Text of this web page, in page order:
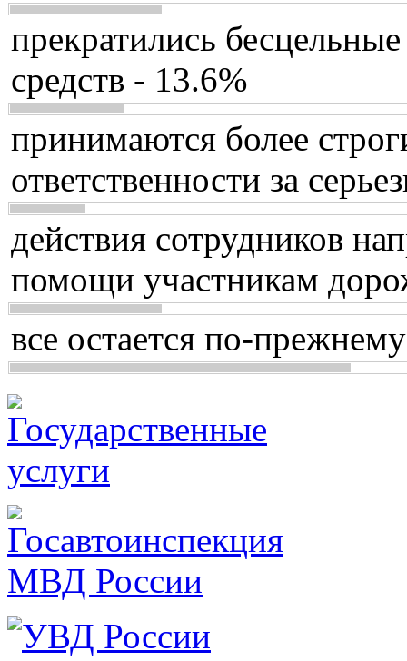
прекратились
средств - 13.6%
принимаются более
ответственности за
действия сотрудников
помощи участникам
все остается по-